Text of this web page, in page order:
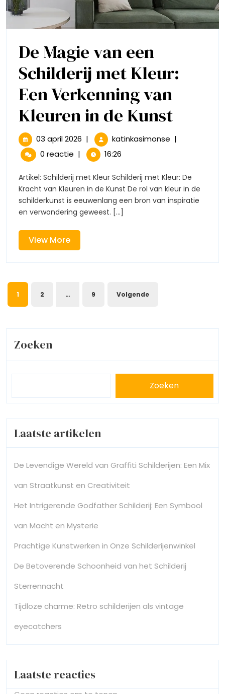
De Magie van een
Schilderij met Kleur:
Een Verkenning van
Kleuren in de KunstDe
Magie
een
Een
de
Kunst
03 april 2026 03
april
2026
| katinkasimonse De
Schilderij
met
Kleur:
in
|
0 reactie | 16:26
Artikel: Schilderij met Kleur Schilderij met Kleur: De
Kracht van Kleuren in de Kunst De rol van kleur in de
schilderkunst is eeuwenlang een bron van inspiratie
en verwondering geweest. [...]
View MoreView
More
Berichtnavigatie
1 2 … 9 Volgende
Zoeken
Zoeken
Laatste artikelen
De Levendige Wereld van Graffiti Schilderijen: Een Mix
van Straatkunst en Creativiteit
Het Intrigerende Godfather Schilderij: Een Symbool
van Macht en Mysterie
Prachtige Kunstwerken in Onze Schilderijenwinkel
De Betoverende Schoonheid van het Schilderij
Sterrennacht
Tijdloze charme: Retro schilderijen als vintage
eyecatchers
Laatste reacties